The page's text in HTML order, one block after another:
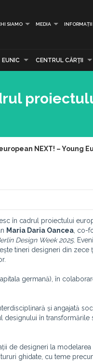
SIAMO MEDIA INFORMAȚII
EUNIC CENTRUL CĂRŢII
NEXT! – Young
în cadrul proiectului
Maria Daria Oancea , co-
Design Week 2025.
tineri designeri din zece
germană), în
și angajată
designului în transformările
de designeri la modelarea
ghidate, cu teme